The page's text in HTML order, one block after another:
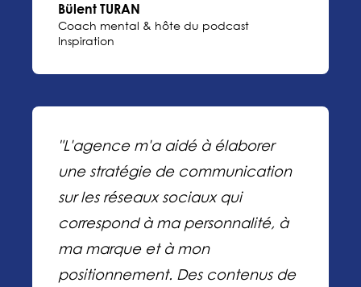
Bülent TURAN
Coach mental & hôte du podcast
Inspiration
"L'agence m'a aidé à élaborer
une stratégie de communication
sur les réseaux sociaux qui
correspond à ma personnalité, à
ma marque et à mon
positionnement. Des contenus de